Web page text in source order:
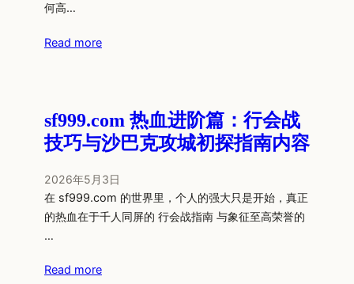
何高…
Read more
sf999.com 热血进阶篇：行会战
技巧与沙巴克攻城初探指南内容
2026年5月3日
在 sf999.com 的世界里，个人的强大只是开始，真正
的热血在于千人同屏的 行会战指南 与象征至高荣誉的
…
Read more